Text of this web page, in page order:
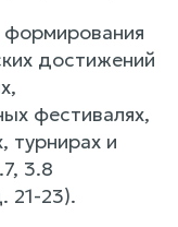
формирования
достижений
фестивалях,
турнирах и
3.8
21-23).